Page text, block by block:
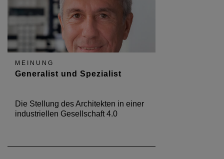
MEINUNG
Generalist und Spezialist
Die Stellung des Architekten in einer
industriellen Gesellschaft 4.0